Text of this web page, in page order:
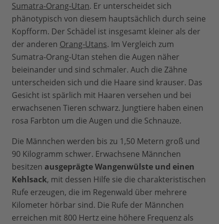
Sumatra-Orang-Utan. Er unterscheidet sich
phänotypisch von diesem hauptsächlich durch seine
Kopfform. Der Schädel ist insgesamt kleiner als der
der anderen Orang-Utans. Im Vergleich zum
Sumatra-Orang-Utan stehen die Augen näher
beieinander und sind schmaler. Auch die Zähne
unterscheiden sich und die Haare sind krauser. Das
Gesicht ist spärlich mit Haaren versehen und bei
erwachsenen Tieren schwarz. Jungtiere haben einen
rosa Farbton um die Augen und die Schnauze.
Die Männchen werden bis zu 1,50 Metern groß und
90 Kilogramm schwer. Erwachsene Männchen
besitzen ausgeprägte Wangenwülste und einen
Kehlsack, mit dessen Hilfe sie die charakteristischen
Rufe erzeugen, die im Regenwald über mehrere
Kilometer hörbar sind. Die Rufe der Männchen
erreichen mit 800 Hertz eine höhere Frequenz als